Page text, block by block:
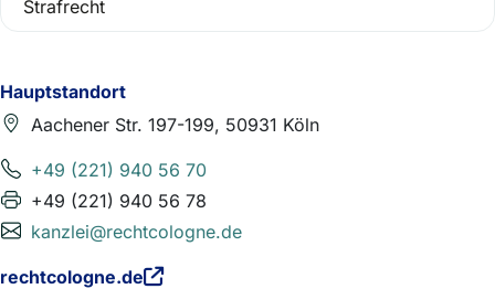
Hauptstandort
Aachener Str. 197-199, 50931 Köln
+49 (221) 940 56 70
+49 (221) 940 56 78
kanzlei@rechtcologne.de
rechtcologne.de
Strafrecht